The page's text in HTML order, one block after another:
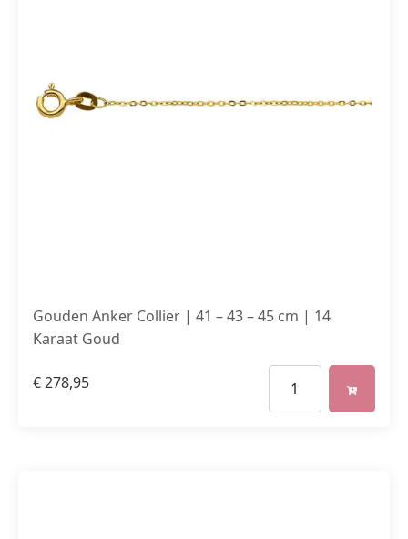
Gouden Anker Collier | 41 – 43 – 45 cm | 14
Karaat Goud
€278,95